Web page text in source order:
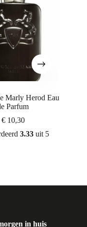
Marly Herod Eau
Parfum
€10,30
3.33 uit 5
in huis